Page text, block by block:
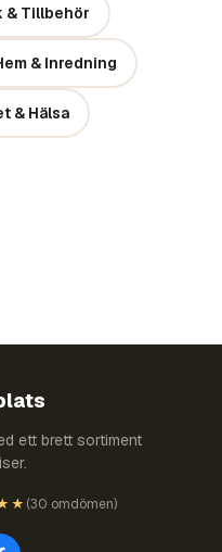
& Tillbehör
& Inredning
& Hälsa
ett brett sortiment
(30 omdömen)